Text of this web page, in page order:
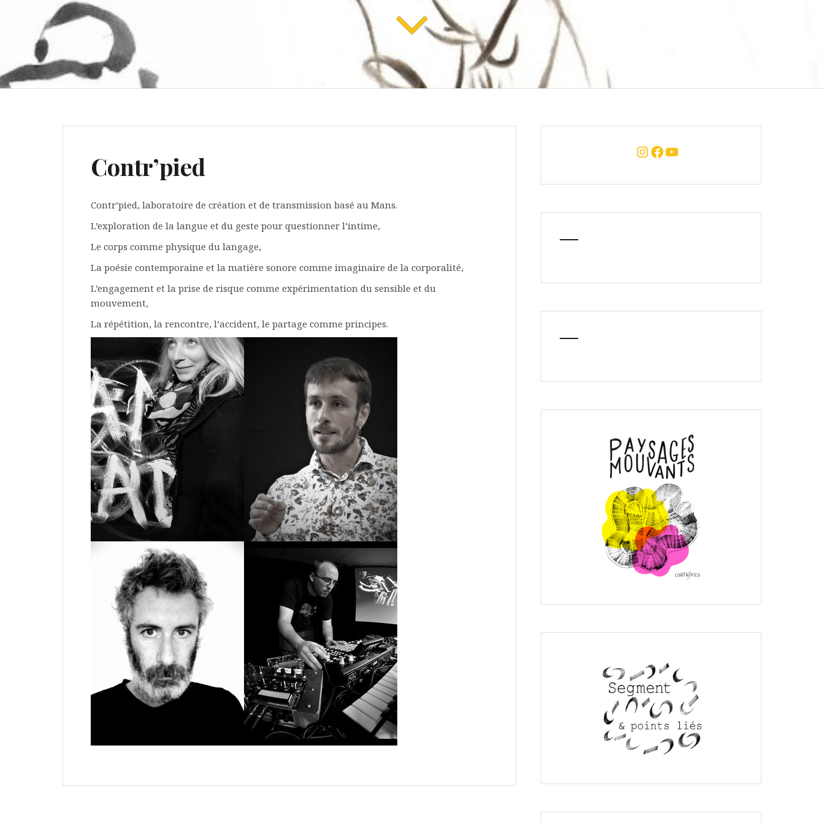
Contr’pied
Contr’pied, laboratoire de création et de transmission basé au Mans.
L’exploration de la langue et du geste pour questionner l’intime,
Le corps comme physique du langage,
La poésie contemporaine et la matière sonore comme imaginaire de la corporalité,
L’engagement et la prise de risque comme expérimentation du sensible et du
mouvement,
La répétition, la rencontre, l’accident, le partage comme principes.
Instagram
Facebook
YouTube